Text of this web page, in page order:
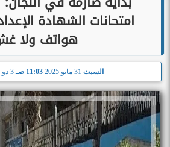
هواتف ولا
السبت 11:03 صـ 3 ذو الحجة 1446